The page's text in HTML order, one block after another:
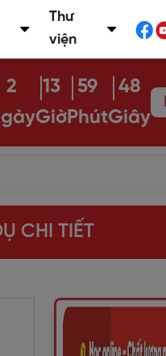
Thư
viện
2
13
Giờ
59
Phút
47
Giây
CHI TIẾT